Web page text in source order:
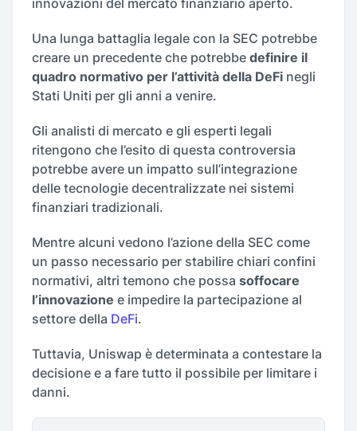
innovazioni del mercato finanziario aperto.
Una lunga battaglia legale con la SEC potrebbe
creare un precedente che potrebbe definire il
quadro normativo per l’attività della DeFi negli
Stati Uniti per gli anni a venire.
Gli analisti di mercato e gli esperti legali
ritengono che l’esito di questa controversia
potrebbe avere un impatto sull’integrazione
delle tecnologie decentralizzate nei sistemi
finanziari tradizionali.
Mentre alcuni vedono l’azione della SEC come
un passo necessario per stabilire chiari confini
normativi, altri temono che possa soffocare
l’innovazione e impedire la partecipazione al
settore della DeFi.
Tuttavia, Uniswap è determinata a contestare la
decisione e a fare tutto il possibile per limitare i
danni.